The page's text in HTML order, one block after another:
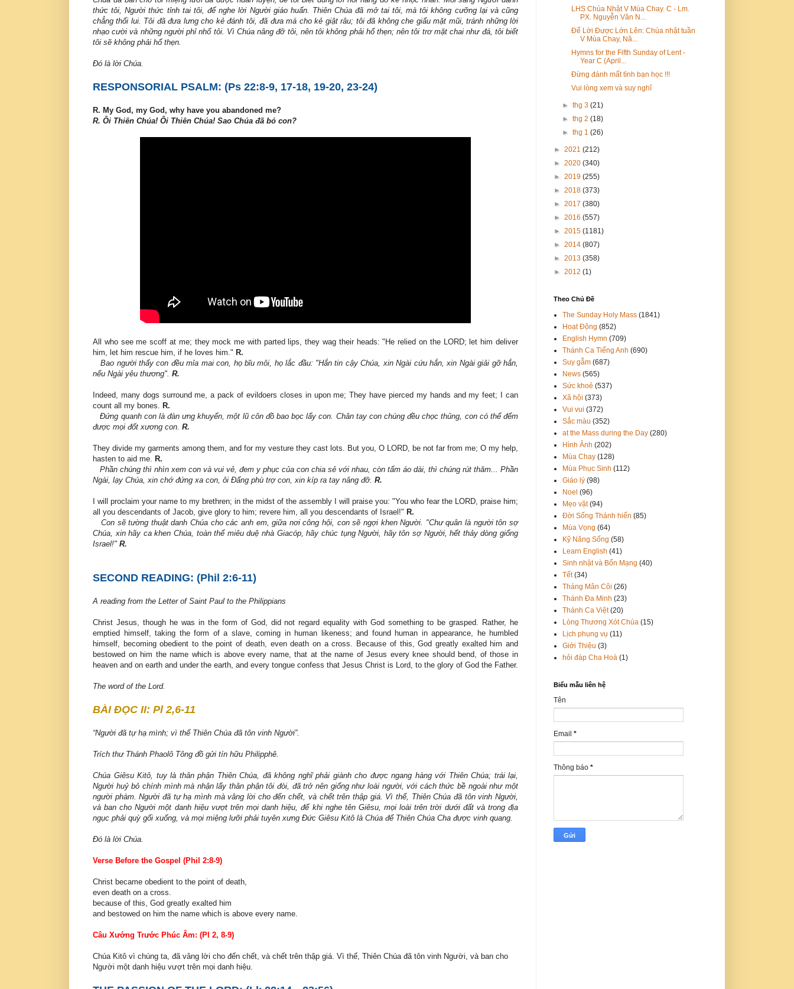
thức tôi, Người thức tỉnh tai tôi, để nghe lời Người giáo huấn. Thiên Chúa đã mở tai tôi, mà tôi không cưỡng lại và cũng
chẳng thối lui. Tôi đã đưa lưng cho kẻ đánh tôi, đã đưa má cho kẻ giật râu; tôi đã không che giấu mặt mũi, tránh những lời
nhạo cười và những người phỉ nhổ tôi. Vì Chúa nâng đỡ tôi, nên tôi không phải hổ thẹn; nên tôi trơ mặt chai như đá, tôi biết
tôi sẽ không phải hổ thẹn.
Ðó là lời Chúa.
RESPONSORIAL PSALM: (Ps 22:8-9, 17-18, 19-20, 23-24)
R. My God, my God, why have you abandoned me?
R. Ôi Thiên Chúa! Ôi Thiên Chúa! Sao Chúa đã bỏ con?
All who see me scoff at me; they mock me with parted lips, they wag their heads: "He relied on the LORD; let him deliver
him, let him rescue him, if he loves him." R.
Bao người thấy con đều mỉa mai con, họ bĩu môi, họ lắc đầu: "Hắn tin cậy Chúa, xin Ngài cứu hắn, xin Ngài giải gỡ hắn,
nếu Ngài yêu thương". R.
Indeed, many dogs surround me, a pack of evildoers closes in upon me; They have pierced my hands and my feet; I can
count all my bones. R.
Ðứng quanh con là đàn ưng khuyển, một lũ côn đồ bao bọc lấy con. Chân tay con chúng đều chọc thủng, con có thể đếm
được mọi đốt xương con. R.
They divide my garments among them, and for my vesture they cast lots. But you, O LORD, be not far from me; O my help,
hasten to aid me. R.
Phần chúng thì nhìn xem con và vui vẻ, đem y phục của con chia sẻ với nhau, còn tấm áo dài, thì chúng rút thăm... Phần
Ngài, lạy Chúa, xin chớ đứng xa con, ôi Ðấng phù trợ con, xin kíp ra tay nâng đỡ. R.
I will proclaim your name to my brethren; in the midst of the assembly I will praise you: "You who fear the LORD, praise him;
all you descendants of Jacob, give glory to him; revere him, all you descendants of Israel!" R.
Con sẽ tường thuật danh Chúa cho các anh em, giữa nơi công hội, con sẽ ngợi khen Người. "Chư quân là người tôn sợ
Chúa, xin hãy ca khen Chúa, toàn thể miêu duệ nhà Giacóp, hãy chúc tụng Người, hãy tôn sợ Người, hết thảy dòng giống
Israel!" R.
SECOND READING: (Phil 2:6-11)
A reading from the Letter of Saint Paul to the Philippians
Christ Jesus, though he was in the form of God, did not regard equality with God something to be grasped. Rather, he
emptied himself, taking the form of a slave, coming in human likeness; and found human in appearance, he humbled
himself, becoming obedient to the point of death, even death on a cross. Because of this, God greatly exalted him and
bestowed on him the name which is above every name, that at the name of Jesus every knee should bend, of those in
heaven and on earth and under the earth, and every tongue confess that Jesus Christ is Lord, to the glory of God the Father.
The word of the Lord.
BÀI ĐỌC II: Pl 2,6-11
“Người đã tự hạ mình; vì thế Thiên Chúa đã tôn vinh Người”.
Trích thư Thánh Phaolô Tông đồ gửi tín hữu Philipphê.
Chúa Giêsu Kitô, tuy là thân phận Thiên Chúa, đã không nghĩ phải giành cho được ngang hàng với Thiên Chúa; trái lại,
Người huỷ bỏ chính mình mà nhận lấy thân phận tôi đòi, đã trở nên giống như loài người, với cách thức bề ngoài như một
người phàm. Người đã tự hạ mình mà vâng lời cho đến chết, và chết trên thập giá. Vì thế, Thiên Chúa đã tôn vinh Người,
và ban cho Người một danh hiệu vượt trên mọi danh hiệu, để khi nghe tên Giêsu, mọi loài trên trời dưới đất và trong địa
ngục phải quỳ gối xuống, và mọi miệng lưỡi phải tuyên xưng Ðức Giêsu Kitô là Chúa để Thiên Chúa Cha được vinh quang.
Ðó là lời Chúa.
Verse Before the Gospel (Phil 2:8-9)
Christ became obedient to the point of death,
even death on a cross.
because of this, God greatly exalted him
and bestowed on him the name which is above every name.
Câu Xướng Trước Phúc Âm: (Pl 2, 8-9)
Chúa Kitô vì chúng ta, đã vâng lời cho đến chết, và chết trên thập giá. Vì thế, Thiên Chúa đã tôn vinh Người, và ban cho
Người một danh hiệu vượt trên mọi danh hiệu.
LHS Chúa Nhật V Mùa Chay. C - Lm.
PX. Nguyễn Văn N...
Để Lời Được Lớn Lên: Chúa nhật tuần
V Mùa Chay, Nă...
Hymns for the Fifth Sunday of Lent -
Year C (April...
Đừng đánh mất tình bạn học !!!
Vui lòng xem và suy nghĩ
►thg 3(21)
►thg 2(18)
►thg 1(26)
► 2021 (212)
► 2020 (340)
► 2019 (255)
► 2018 (373)
► 2017 (380)
► 2016 (557)
► 2015 (1181)
► 2014 (807)
► 2013 (358)
► 2012 (1)
Theo Chủ Đề
The Sunday Holy Mass (1841)
Hoạt Động (852)
English Hymn (709)
Thánh Ca Tiếng Anh (690)
Suy gẫm (687)
News (565)
Sức khoẻ (537)
Xã hội (373)
Vui vui (372)
Sắc màu (352)
at the Mass during the Day (280)
Hình Ảnh (202)
Mùa Chay (128)
Mùa Phục Sinh (112)
Giáo lý (98)
Noel (96)
Mẹo vặt (94)
Đời Sống Thánh hiến (85)
Mùa Vọng (64)
Kỹ Năng Sống (58)
Learn English (41)
Sinh nhật và Bổn Mạng (40)
Tết (34)
Tháng Mân Côi (26)
Thánh Đa Minh (23)
Thánh Ca Việt (20)
Lòng Thương Xót Chúa (15)
Lịch phụng vụ (11)
Giới Thiệu (3)
hỏi đáp Cha Hoà (1)
Biểu mẫu liên hệ
Tên
Email *
Thông báo *